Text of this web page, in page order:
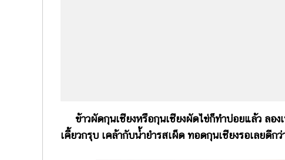
ข้าวผัดกุนเชียงหรือกุนเชียงผัดไข่ก็ทำบ่อยแล้ว ลอง
เคี้ยวกรุบ เคล้ากับน้ำยำรสเผ็ด ทอดกุนเชียงรอเลยดีกว่